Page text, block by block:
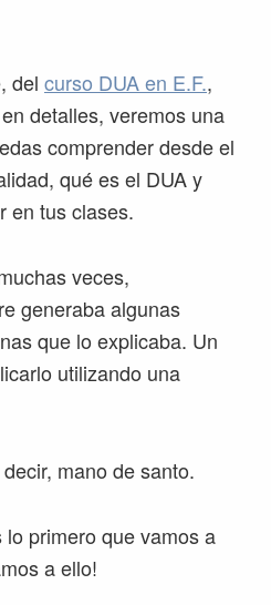
del curso DUA en E.F.,
detalles, veremos una
comprender desde el
qué es el DUA y
en tus clases.
veces,
generaba algunas
que lo explicaba. Un
utilizando una
mano de santo.
primero que vamos a
a ello!